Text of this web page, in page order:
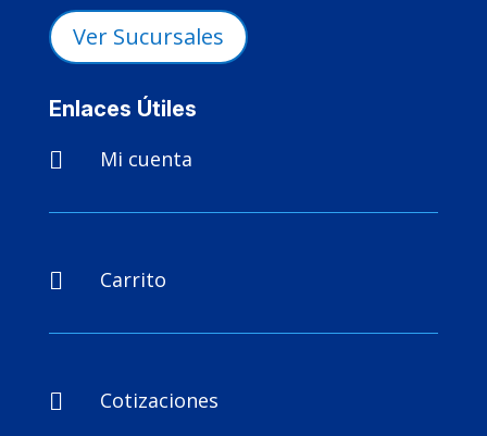
Ver Sucursales
Enlaces Útiles
 Mi cuenta
 Carrito
 Cotizaciones